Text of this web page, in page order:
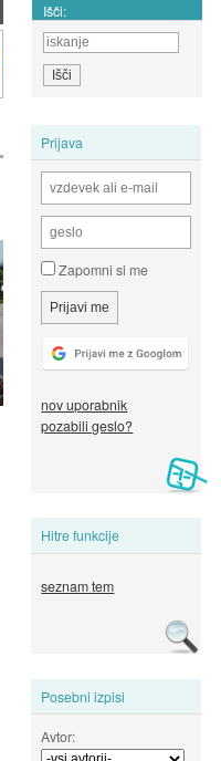
Išči:
Prijava
Zapomni si me
nov uporabnik
pozabili geslo?
Hitre funkcije
seznam tem
Posebni izpisi
Avtor: